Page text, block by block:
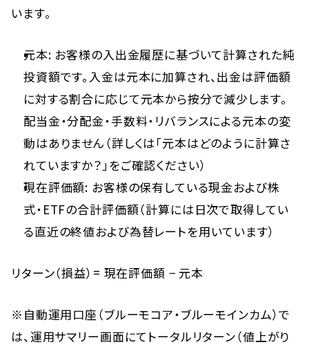
います。
元本: お客様の入出金履歴に基づいて計算された純
投資額です。入金は元本に加算され、出金は評価額
に対する割合に応じて元本から按分で減少します。
配当金・分配金・手数料・リバランスによる元本の変
動はありません（詳しくは「元本はどのように計算さ
れていますか？」をご確認ください）
現在評価額: お客様の保有している現金および株
式・ETFの合計評価額（計算には日次で取得してい
る直近の終値および為替レートを用いています）
リターン（損益）= 現在評価額 − 元本
※自動運用口座（ブルーモコア・ブルーモインカム）で
は、運用サマリー画面にてトータルリターン（値上がり